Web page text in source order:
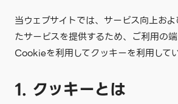
当ウェブサイトでは、サービス向上お
たサービスを提供するため、ご利用の
Cookieを利用してクッキーを利用してい
1. クッキーとは